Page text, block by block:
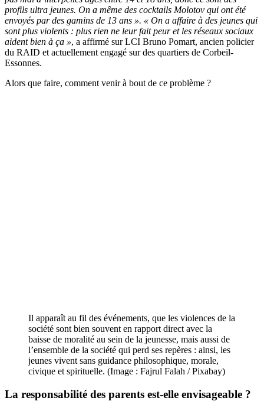
profils ultra jeunes. On a même des cocktails Molotov qui ont été
envoyés par des gamins de 13 ans ». « On a affaire à des jeunes qui
sont plus violents : plus rien ne leur fait peur et les réseaux sociaux
aident bien à ça », a affirmé sur LCI Bruno Pomart, ancien policier
du RAID et actuellement engagé sur des quartiers de Corbeil-
Essonnes.
Alors que faire, comment venir à bout de ce problème ?
Il apparaît au fil des événements, que les violences de la
société sont bien souvent en rapport direct avec la
baisse de moralité au sein de la jeunesse, mais aussi de
l’ensemble de la société qui perd ses repères : ainsi, les
jeunes vivent sans guidance philosophique, morale,
civique et spirituelle. (Image : Fajrul Falah / Pixabay)
La responsabilité des parents est-elle envisageable ?